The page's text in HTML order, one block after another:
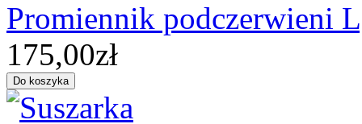
Promiennik podczerwieni
175,00zł